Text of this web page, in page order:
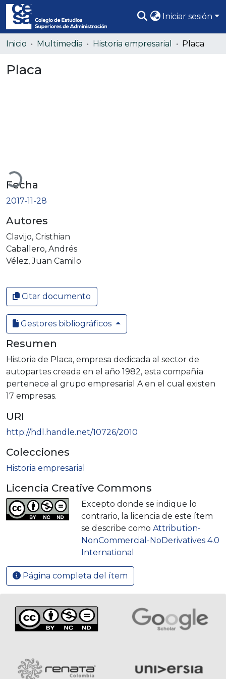
Iniciar sesión
Comunidades
Todo DSpace
Inicio Multimedia Historia empresarial Placa
Placa
Fecha
2017-11-28
Autores
Clavijo, Cristhian
Caballero, Andrés
Vélez, Juan Camilo
Citar documento
Gestores bibliográficos
Resumen
Historia de Placa, empresa dedicada al sector de
autopartes creada en el año 1982, esta compañía
pertenece al grupo empresarial A en el cual existen
17 empresas.
URI
http://hdl.handle.net/10726/2010
Colecciones
Historia empresarial
Licencia Creative Commons
Excepto donde se indique lo
contrario, la licencia de este ítem
se describe como Attribution-
NonCommercial-NoDerivatives 4.0
International
Página completa del ítem